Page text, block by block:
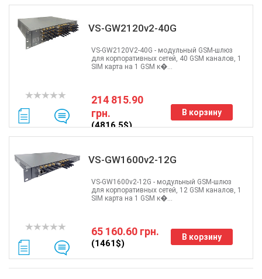
VS-GW2120v2-40G
214 815.90
грн.
(4816.5$)
В корзину
VS-GW2120V2-40G - модульный GSM-шлюз
для корпоративных сетей, 40 GSM каналов, 1
SIM карта на 1 GSM к�...
VS-GW1600v2-12G
65 160.60 грн.
(1461$)
В корзину
VS-GW1600v2-12G - модульный GSM-шлюз
для корпоративных сетей, 12 GSM каналов, 1
SIM карта на 1 GSM к�...